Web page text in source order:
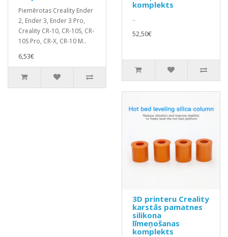
Piemērotas Creality Ender
2, Ender 3, Ender 3 Pro,
Creality CR-10, CR-10S, CR-
10S Pro, CR-X, CR-10 M..
6,53€
komplekts
..
52,50€
3D printeru Creality
karstās pamatnes
silikona
līmeņošanas
komplekts